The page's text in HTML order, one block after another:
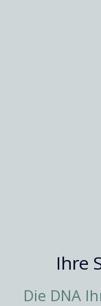
Ihre
Die DNA